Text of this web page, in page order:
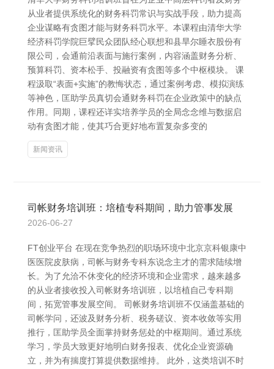
从业者提供系统化的财务科罚常识与实战手段，助力提高
企业谋略有贪图才能与财务科罚水平。本课程由清华大学
经济科罚学院巨擘民众团队经心联想和县旱尔睡衣股份有
限公司，会通前沿表面与施行案例，内容涵盖财务分析、
预算科罚、资本松手、投融资有贪图等多个中枢模块。 课
程汲取“表面+实施”的教悔状态，通过案例考虑、模拟演练
等神色，匡助学员真切会通财务科罚在企业政策中的缺点
作用。同期，课程还详实培养学员的全局念念维与数据启
动有贪图才能，使其巧合更好地布置复杂多变的
新闻资讯
司帐财务培训班：培植专科期间，助力管事发展
2026-06-27
FT创业平台 在现在竞争热烈的职场环境中北京京科银康中
医医院皮肤病，司帐与财务专科东说念主才的需求陆续增
长。为了允洽不休变化的经济环境和企业需求，越来越多
的从业者接收投入司帐财务培训班，以培植自己专科期
间，拓宽管事发展空间。 司帐财务培训班不仅涵盖基础的
司帐学问，还波及财务分析、税务磋议、资本收敛等实用
推行，匡助学员全面掌持财务惩处的中枢期间。通过系统
学习，学员大致更好地明白财务报表、优化企业资源确
立，并为有揣度打算提供数据维持。 此外，这类培训不时